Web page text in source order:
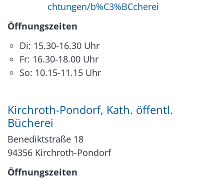
chtungen/b%C3%BCcherei
Öffnungszeiten
Di: 15.30-16.30 Uhr
Fr: 16.30-18.00 Uhr
So: 10.15-11.15 Uhr
Kirchroth-Pondorf, Kath. öffentl.
Bücherei
Benediktstraße 18
94356 Kirchroth-Pondorf
Öffnungszeiten